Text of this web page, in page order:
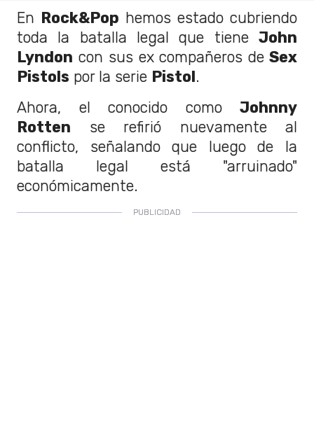
En Rock&Pop hemos estado cubriendo
toda la batalla legal que tiene John
Lyndon con sus ex compañeros de Sex
Pistols por la serie Pistol.
Ahora, el conocido como Johnny
Rotten se refirió nuevamente al
conflicto, señalando que luego de la
batalla legal está "arruinado"
económicamente.